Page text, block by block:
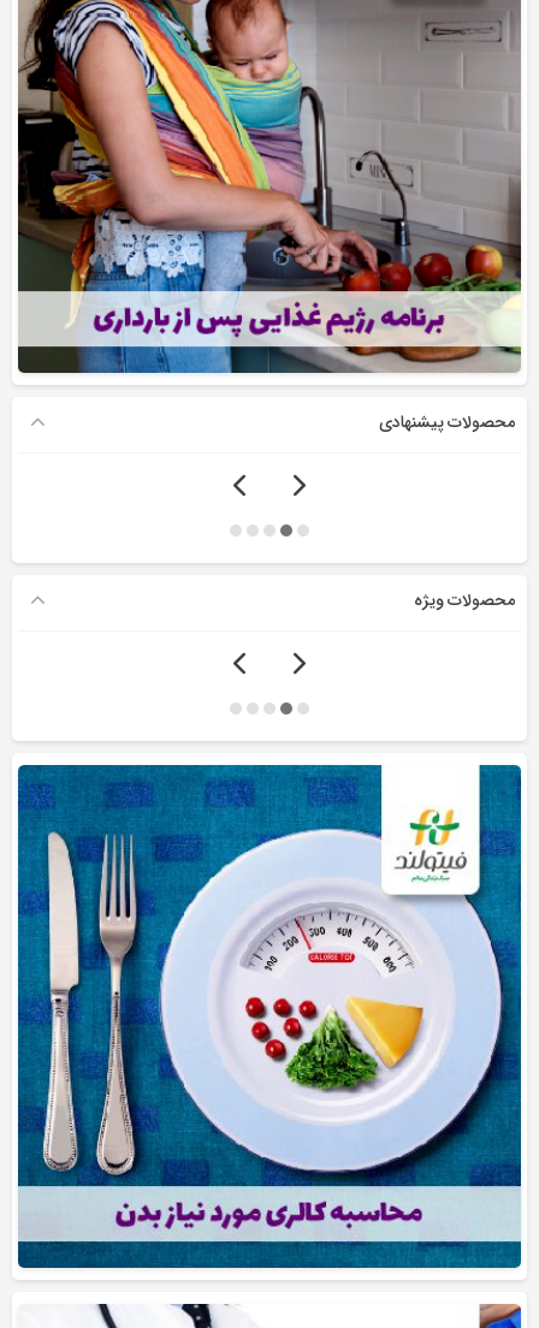
محصولات پیشنهادی
محصولات ویژه